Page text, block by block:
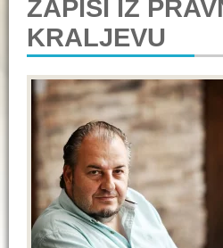
ZAPISI IZ
KRALJEVU